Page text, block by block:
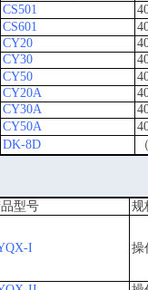
CS501
CS601
CY20
CY30
CY50
CY20A
CY30A
CY50A
DK-8D
型号 规
I 操